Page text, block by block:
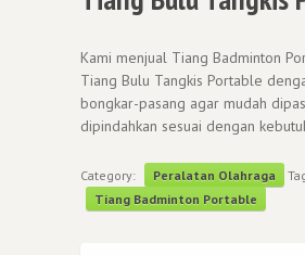
Kami menjual Tiang Badminton
Tiang Bulu Tangkis Portable
bongkar-pasang agar mudah
dipindahkan sesuai dengan
Category: Peralatan Olahraga
Tiang Badminton Portable